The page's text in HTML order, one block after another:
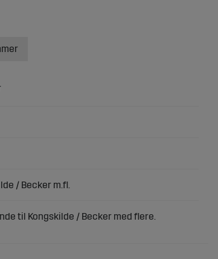
/ Becker m.fl.
til Kongskilde / Becker med flere.